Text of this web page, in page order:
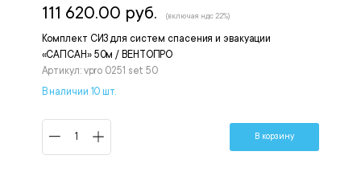
Комплект СИЗ для систем спасения и эвакуации
«САПСАН» 50м / ВЕНТОПРО
Артикул: vpro 0251 set 50
111 620.00 руб. (включая ндс 22%)
В наличии 10 шт.
В корзину